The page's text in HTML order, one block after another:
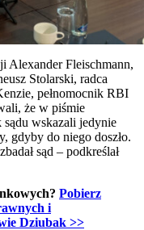
Alexander Fleischmann,
Stolarski, radca
pełnomocnik RBI
że w piśmie
wskazali jedynie
gdyby do niego doszło.
sąd – podkreślał
Pobierz
i
Dziubak >>